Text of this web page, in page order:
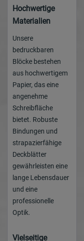
Hochwertige
Materialien
Unsere
bedruckbaren
Blöcke bestehen
aus hochwertigem
Papier, das eine
angenehme
Schreibfläche
bietet. Robuste
Bindungen und
strapazierfähige
Deckblätter
gewährleisten eine
lange Lebensdauer
und eine
professionelle
Optik.
Vielseitige